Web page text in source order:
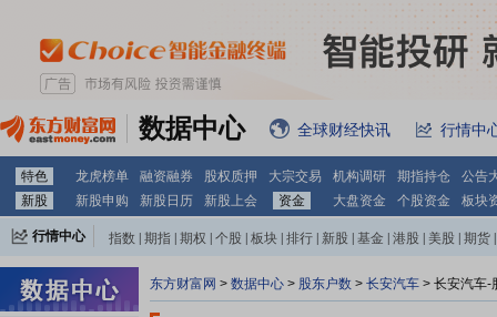
数据中心 全球财经快讯 行情中
特色 龙虎榜单 融资融券 股权质押 大宗交易 机构调研 期指持仓
公告
新股
新股申购 新股日历 新股上会 资金 大盘资金 个股资金 板块
行情中心 指数 期指 期权 个股 板块 排行 新股 基金 港股 美股 期货
东方财富网 > 数据中心 > 股东户数 > 长安汽车 > 长安汽车-